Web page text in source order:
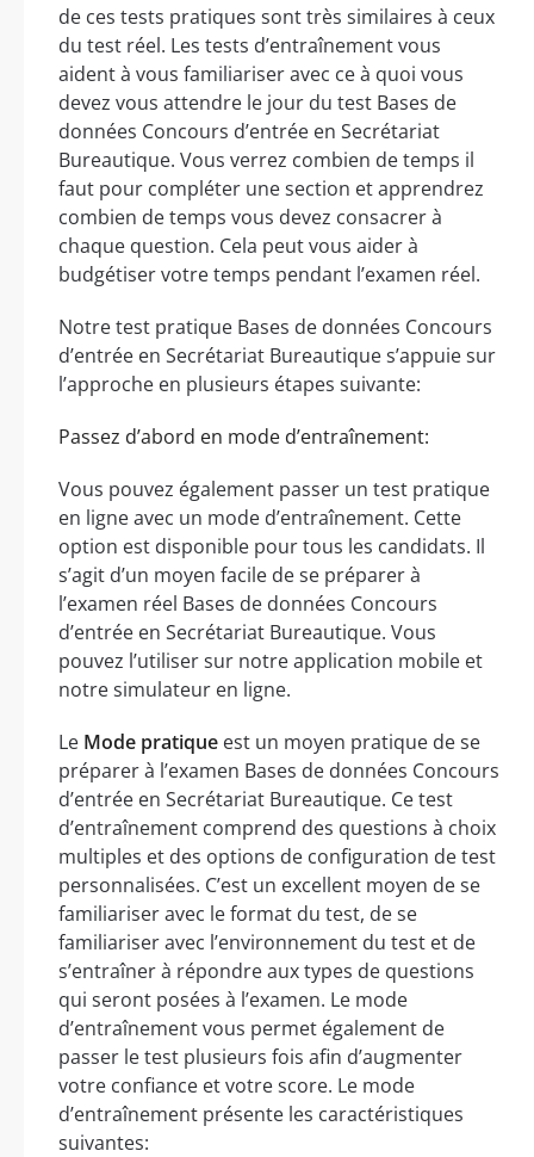
de ces tests pratiques sont très similaires à ceux
du test réel. Les tests d’entraînement vous
aident à vous familiariser avec ce à quoi vous
devez vous attendre le jour du test Bases de
données Concours d’entrée en Secrétariat
Bureautique. Vous verrez combien de temps il
faut pour compléter une section et apprendrez
combien de temps vous devez consacrer à
chaque question. Cela peut vous aider à
budgétiser votre temps pendant l’examen réel.
Notre test pratique Bases de données Concours
d’entrée en Secrétariat Bureautique s’appuie sur
l’approche en plusieurs étapes suivante:
Passez d’abord en mode d’entraînement:
Vous pouvez également passer un test pratique
en ligne avec un mode d’entraînement. Cette
option est disponible pour tous les candidats. Il
s’agit d’un moyen facile de se préparer à
l’examen réel Bases de données Concours
d’entrée en Secrétariat Bureautique. Vous
pouvez l’utiliser sur notre application mobile et
notre simulateur en ligne.
Le Mode pratique est un moyen pratique de se
préparer à l’examen Bases de données Concours
d’entrée en Secrétariat Bureautique. Ce test
d’entraînement comprend des questions à choix
multiples et des options de configuration de test
personnalisées. C’est un excellent moyen de se
familiariser avec le format du test, de se
familiariser avec l’environnement du test et de
s’entraîner à répondre aux types de questions
qui seront posées à l’examen. Le mode
d’entraînement vous permet également de
passer le test plusieurs fois afin d’augmenter
votre confiance et votre score. Le mode
d’entraînement présente les caractéristiques
suivantes: